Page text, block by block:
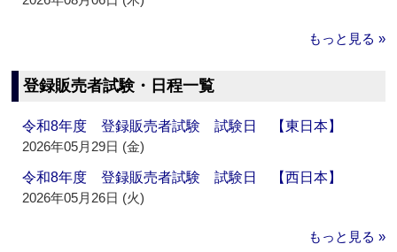
もっと見る »
登録販売者試験・日程一覧
令和8年度 登録販売者試験 試験日 【東日本】
2026年05月29日 (金)
令和8年度 登録販売者試験 試験日 【西日本】
2026年05月26日 (火)
もっと見る »